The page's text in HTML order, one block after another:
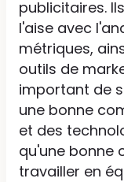
publicitaires.
l'aise avec
métriques,
outils de
important de
une bonne
et des
qu'une bonne
travailler en